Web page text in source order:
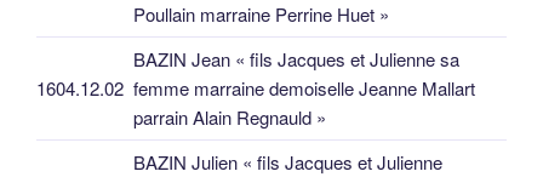
Poullain marraine Perrine Huet »
1604.12.02
BAZIN Jean « fils Jacques et Julienne sa
femme marraine demoiselle Jeanne Mallart
parrain Alain Regnauld »
BAZIN Julien « fils Jacques et Julienne